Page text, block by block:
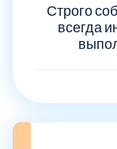
Строго
всегда